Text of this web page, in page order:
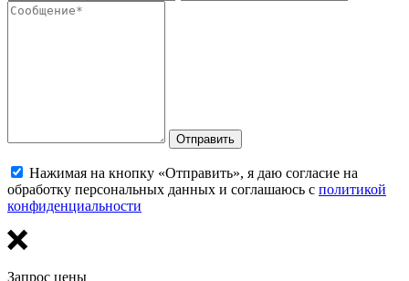
Отправить
Нажимая на кнопку «Отправить», я даю согласие на
обработку персональных данных и соглашаюсь с политикой
конфиденциальности
Запрос цены